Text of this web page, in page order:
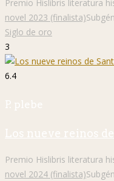
Premio Hislibris literatura
novel 2023 (finalista)
Siglo de oro
3
6.4
P. plebe
Los nueve reinos
Premio Hislibris literatura
novel 2024 (finalista)